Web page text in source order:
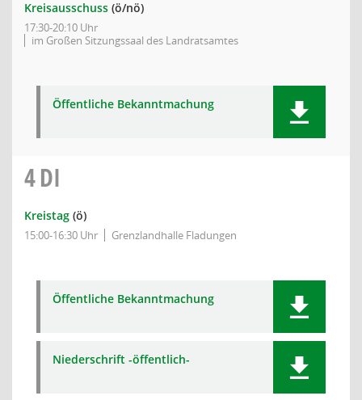
Kreisausschuss (ö/nö)
17:30-20:10 Uhr
im Großen Sitzungssaal des Landratsamtes
Öffentliche Bekanntmachung
4DI
Kreistag (ö)
15:00-16:30 Uhr Grenzlandhalle Fladungen
Öffentliche Bekanntmachung
Niederschrift -öffentlich-